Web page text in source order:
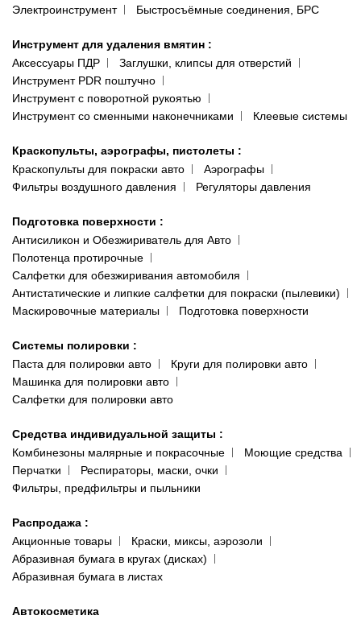
Электроинструмент
Быстросъёмные соединения, БРС
Инструмент для удаления вмятин :
Аксессуары ПДР
Заглушки, клипсы для отверстий
Инструмент PDR поштучно
Инструмент с поворотной рукоятью
Инструмент со сменными наконечниками
Клеевые системы
Краскопульты, аэрографы, пистолеты :
Краскопульты для покраски авто
Аэрографы
Фильтры воздушного давления
Регуляторы давления
Подготовка поверхности :
Антисиликон и Обезжириватель для Авто
Полотенца протирочные
Салфетки для обезжиривания автомобиля
Антистатические и липкие салфетки для покраски (пылевики)
Маскировочные материалы
Подготовка поверхности
Системы полировки :
Паста для полировки авто
Круги для полировки авто
Машинка для полировки авто
Салфетки для полировки авто
Средства индивидуальной защиты :
Комбинезоны малярные и покрасочные
Моющие средства
Перчатки
Респираторы, маски, очки
Фильтры, предфильтры и пыльники
Распродажа :
Акционные товары
Краски, миксы, аэрозоли
Абразивная бумага в кругах (дисках)
Абразивная бумага в листах
Автокосметика